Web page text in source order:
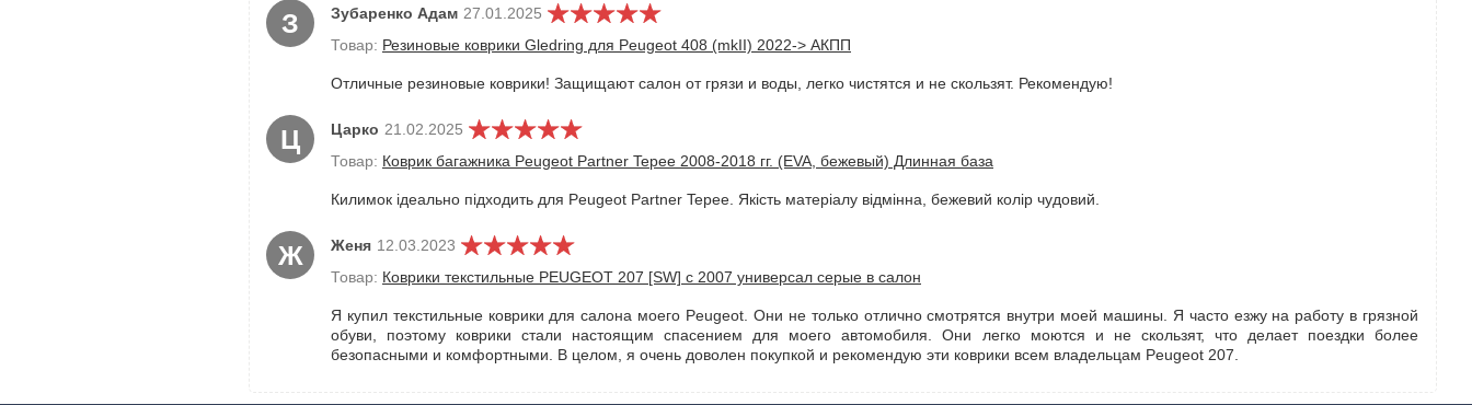
З Зубаренко Адам 27.01.2025
Товар: Резиновые коврики Gledring для Peugeot 408 (mkII) 2022-> АКПП
Отличные резиновые коврики! Защищают салон от грязи и воды, легко чистятся и не скользят. Рекомендую!
Ц Царко 21.02.2025
Товар: Коврик багажника Peugeot Partner Tepee 2008-2018 гг. (EVA, бежевый) Длинная база
Килимок ідеально підходить для Peugeot Partner Tepee. Якість матеріалу відмінна, бежевий колір чудовий.
Ж Женя 12.03.2023
Товар: Коврики текстильные PEUGEOT 207 [SW] с 2007 универсал серые в салон
Я купил текстильные коврики для салона моего Peugeot. Они не только отлично смотрятся внутри моей машины. Я часто езжу на работу в грязной
обуви, поэтому коврики стали настоящим спасением для моего автомобиля. Они легко моются и не скользят, что делает поездки более
безопасными и комфортными. В целом, я очень доволен покупкой и рекомендую эти коврики всем владельцам Peugeot 207.